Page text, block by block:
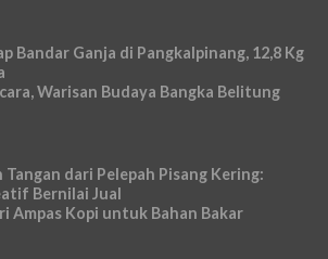
Bandar Ganja di Pangkalpinang, 12,8 Kg
Warisan Budaya Bangka Belitung
dari Pelepah Pisang Kering:
Bernilai Jual
Ampas Kopi untuk Bahan Bakar